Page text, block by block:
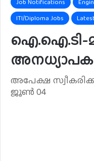
Job Notifications
ITI/Diploma Jobs
ഐ.ഐ.ടി-
അനധ്യാപക
അപേക്ഷ
ജൂൺ 04